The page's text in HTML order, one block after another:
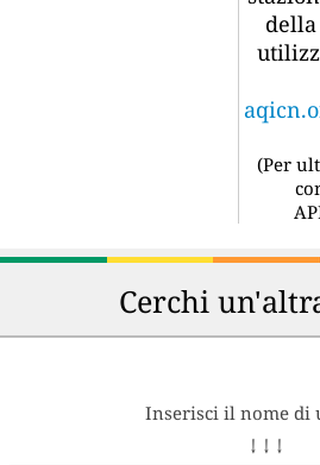
(Per
Cerchi
Inserisci il nome di
↓ ↓ ↓